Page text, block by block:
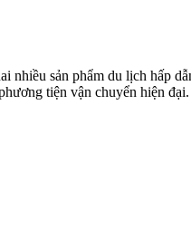
sản phẩm du lịch hấp
tiện vận chuyển hiện đại.